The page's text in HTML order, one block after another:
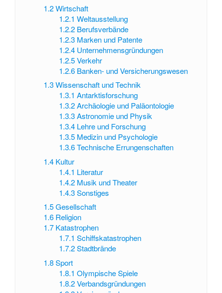
1.2 Wirtschaft
1.2.1 Weltausstellung
1.2.2 Berufsverbände
1.2.3 Marken und Patente
1.2.4 Unternehmensgründungen
1.2.5 Verkehr
1.2.6 Banken- und Versicherungswesen
1.3 Wissenschaft und Technik
1.3.1 Antarktisforschung
1.3.2 Archäologie und Paläontologie
1.3.3 Astronomie und Physik
1.3.4 Lehre und Forschung
1.3.5 Medizin und Psychologie
1.3.6 Technische Errungenschaften
1.4 Kultur
1.4.1 Literatur
1.4.2 Musik und Theater
1.4.3 Sonstiges
1.5 Gesellschaft
1.6 Religion
1.7 Katastrophen
1.7.1 Schiffskatastrophen
1.7.2 Stadtbrände
1.8 Sport
1.8.1 Olympische Spiele
1.8.2 Verbandsgründungen